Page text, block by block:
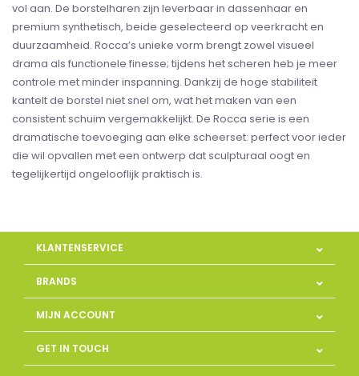
vol aan. De borstelharen zijn leverbaar in dassenhaar en
premium synthetisch, beide geselecteerd op veerkracht en
duurzaamheid. Rocca’s unieke vorm brengt zowel visueel
drama als functionele finesse; tijdens het scheren heb je meer
controle met minder inspanning. Dankzij de hoge stabiliteit
kantelt de borstel niet snel om, wat het maken van een
consistent schuim vergemakkelijkt. De Rocca serie is een
dramatische toevoeging aan elke scheerset: perfect voor ieder
die wil opvallen met een ontwerp dat sculpturaal oogt en
tegelijkertijd ongelooflijk praktisch is.
KLANTENSERVICE
BRANDS
MIJN ACCOUNT
GET IN TOUCH